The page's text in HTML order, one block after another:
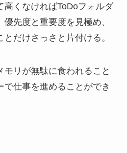
高くなければToDoフォルダ
先度と重要度を見極め、
だけさっさと片付ける。
モリが無駄に食われること
で仕事を進めることができ